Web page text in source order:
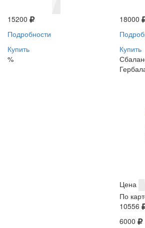
15200
Подробности
Купить
%
18000
Купить
Цена
По
10556
6000